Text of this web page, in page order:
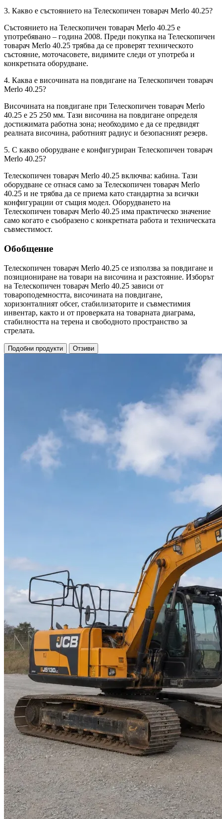
3. Какво е състоянието на Телескопичен товарач Merlo 40.25?
Състоянието на Телескопичен товарач Merlo 40.25 е
употребявано – година 2008. Преди покупка на Телескопичен
товарач Merlo 40.25 трябва да се проверят техническото
състояние, моточасовете, видимите следи от употреба и
конкретната оборудване.
4. Каква е височината на повдигане на Телескопичен товарач
Merlo 40.25?
Височината на повдигане при Телескопичен товарач Merlo
40.25 е 25 250 мм. Тази височина на повдигане определя
достижимата работна зона; необходимо е да се предвидят
реалната височина, работният радиус и безопасният резерв.
5. С какво оборудване е конфигуриран Телескопичен товарач
Merlo 40.25?
Телескопичен товарач Merlo 40.25 включва: кабина. Тази
оборудване се отнася само за Телескопичен товарач Merlo
40.25 и не трябва да се приема като стандартна за всички
конфигурации от същия модел. Оборудването на
Телескопичен товарач Merlo 40.25 има практическо значение
само когато е съобразено с конкретната работа и техническата
съвместимост.
Обобщение
Телескопичен товарач Merlo 40.25 се използва за повдигане и
позициониране на товари на височина и разстояние. Изборът
на Телескопичен товарач Merlo 40.25 зависи от
товароподемността, височината на повдигане,
хоризонталният обсег, стабилизаторите и съвместимия
инвентар, както и от проверката на товарната диаграма,
стабилността на терена и свободното пространство за
стрелата.
Подобни продукти Отзиви